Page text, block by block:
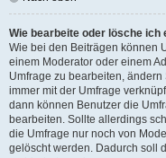
Wie bearbeite oder lösche ich
Wie bei den Beiträgen können
einem Moderator oder einem
Umfrage zu bearbeiten,
immer mit der Umfrage
dann können Benutzer die
bearbeiten. Sollte allerdings
die Umfrage nur noch von
gelöscht werden. Dadurch soll